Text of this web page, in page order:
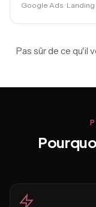
Google Ads · Landing
Pas sûr de ce qu'il